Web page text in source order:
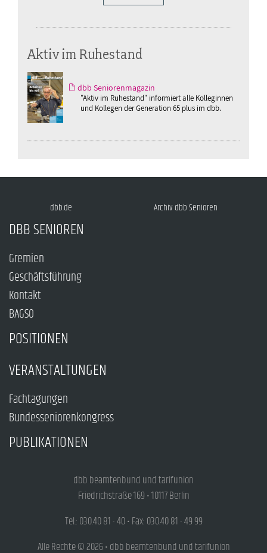
Aktiv im Ruhestand
dbb Seniorenmagazin
"Aktiv im Ruhestand" informiert alle Kolleginnen
und Kollegen der Generation 65 plus im dbb.
dbb.de Archiv dbb Senioren
DBB SENIOREN
Gremien
Geschäftsführung
Kontakt
BAGSO
POSITIONEN
VERANSTALTUNGEN
Fachtagungen
Bundesseniorenkongress
PUBLIKATIONEN
dbb beamtenbund und tarifunion
Friedrichstraße 169 • 10117 Berlin
Tel.: 030.40 81 - 40 • Fax: 030.40 81 - 49 99
Alle Rechte © 2026 • dbb beamtenbund und tarifunion